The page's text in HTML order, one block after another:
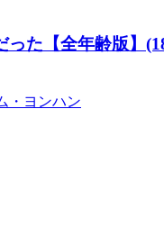
った【全年齢版】
・ヨンハン